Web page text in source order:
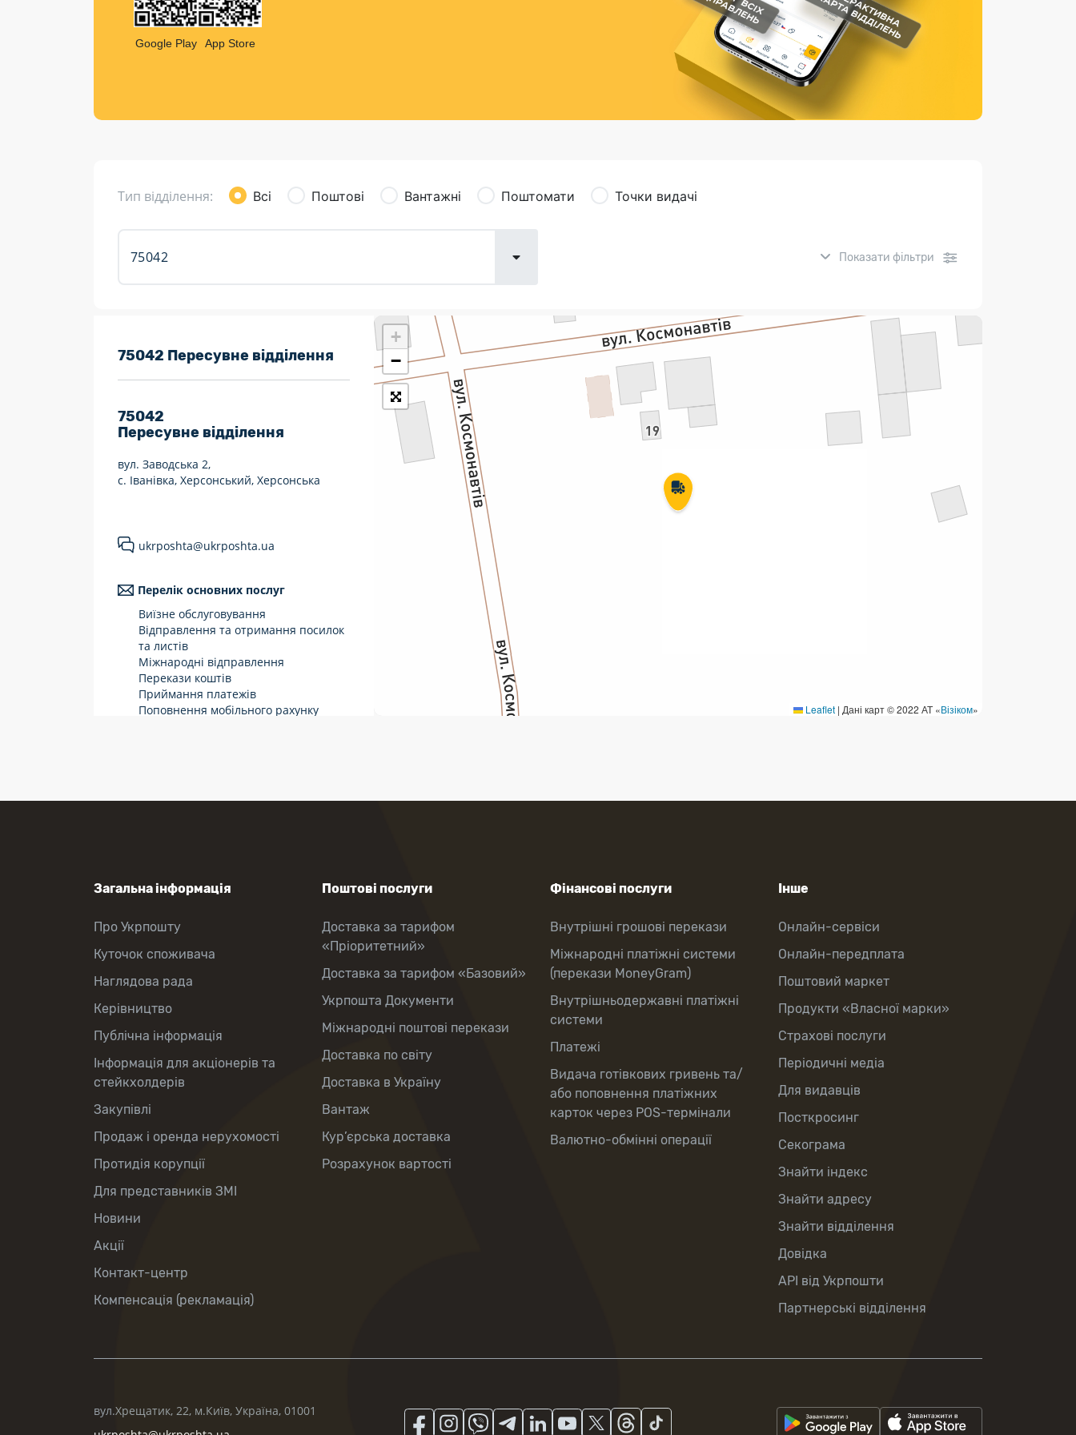
Листи та листівки
Кур’єрська доставка
Страхові послуги
Каталог «Укрпошта Маркет»
Google Play App Store
Тип відділення: Всі Поштові Вантажні Поштомати Точки видачі
Показати фільтри
7 днів на тиждень
Працюють після 19:00
Працюють у вихідні
Поштові послуги:
Укрпошта Експрес/тариф
«Пріоритетний»
Укрпошта Стандарт/тариф «Базовий»
Доставка за межі України
Прийом вантажів
Фінансові послуги:
Термінові перекази
Перекази
Комунальні та інші платежі
75042 Пересувне відділення
75042
Пересувне відділення
вул. Заводська 2,
с. Іванівка, Херсонський, Херсонська
ukrposhta@ukrposhta.ua
Перелік основних послуг
Виїзне обслуговування
Відправлення та отримання посилок
та листів
Міжнародні відправлення
Перекази коштів
Приймання платежів
Поповнення мобільного рахунку
+
−
Leaflet | Дані карт © 2022 АТ «Візіком»
Загальна інформація
Про Укрпошту
Куточок споживача
Наглядова рада
Керівництво
Публічна інформація
Інформація для акціонерів та
стейкхолдерів
Закупівлі
Продаж і оренда нерухомості
Протидія корупції
Для представників ЗМІ
Новини
Акції
Контакт-центр
Компенсація (рекламація)
Поштові послуги
Доставка за тарифом
«Пріоритетний»
Доставка за тарифом «Базовий»
Укрпошта Документи
Міжнародні поштові перекази
Доставка по світу
Доставка в Україну
Вантаж
Кур’єрська доставка
Розрахунок вартості
Фінансові послуги
Внутрішні грошові перекази
Міжнародні платіжні системи
(перекази MoneyGram)
Внутрішньодержавні платіжні
системи
Платежі
Видача готівкових гривень та/
або поповнення платіжних
карток через POS-термінали
Валютно-обмінні операції
Інше
Онлайн-сервіси
Онлайн-передплата
Поштовий маркет
Продукти «Власної марки»
Страхові послуги
Періодичні медіа
Для видавців
Посткросинг
Секограма
Знайти індекс
Знайти адресу
Знайти відділення
Довідка
API від Укрпошти
Партнерські відділення
вул.Хрещатик, 22, м.Київ, Україна, 01001